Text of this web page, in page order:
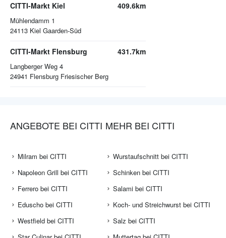
CITTI-Markt Kiel
Mühlendamm 1
24113 Kiel Gaarden-Süd
409.6km
CITTI-Markt Flensburg
Langberger Weg 4
24941 Flensburg Friesischer Berg
431.7km
ANGEBOTE BEI CITTI
Milram bei CITTI
Napoleon Grill bei CITTI
Ferrero bei CITTI
Eduscho bei CITTI
Westfield bei CITTI
MEHR BEI CITTI
Wurstaufschnitt bei CITTI
Schinken bei CITTI
Salami bei CITTI
Koch- und Streichwurst bei CITTI
Salz bei CITTI